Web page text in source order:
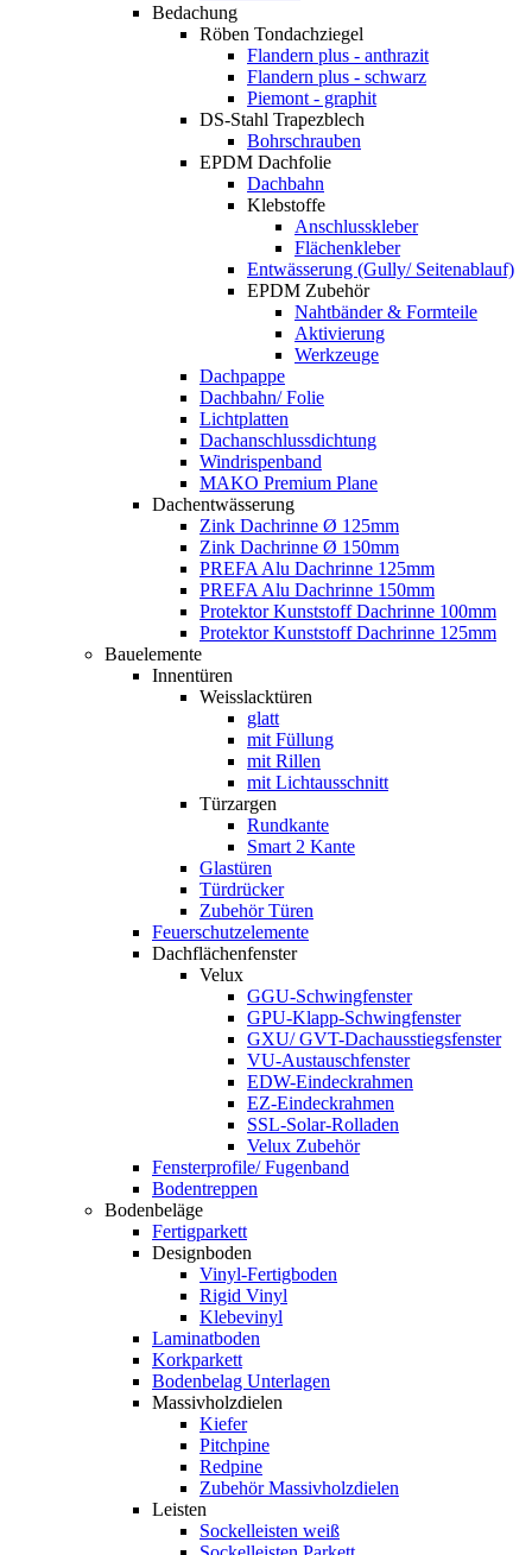
Bedachung
Röben Tondachziegel
Flandern plus - anthrazit
Flandern plus - schwarz
Piemont - graphit
DS-Stahl Trapezblech
Bohrschrauben
EPDM Dachfolie
Dachbahn
Klebstoffe
Anschlusskleber
Flächenkleber
Entwässerung (Gully/ Seitenablauf)
EPDM Zubehör
Nahtbänder & Formteile
Aktivierung
Werkzeuge
Dachpappe
Dachbahn/ Folie
Lichtplatten
Dachanschlussdichtung
Windrispenband
MAKO Premium Plane
Dachentwässerung
Zink Dachrinne Ø 125mm
Zink Dachrinne Ø 150mm
PREFA Alu Dachrinne 125mm
PREFA Alu Dachrinne 150mm
Protektor Kunststoff Dachrinne 100mm
Protektor Kunststoff Dachrinne 125mm
Bauelemente
Innentüren
Weisslacktüren
glatt
mit Füllung
mit Rillen
mit Lichtausschnitt
Türzargen
Rundkante
Smart 2 Kante
Glastüren
Türdrücker
Zubehör Türen
Feuerschutzelemente
Dachflächenfenster
Velux
GGU-Schwingfenster
GPU-Klapp-Schwingfenster
GXU/ GVT-Dachausstiegsfenster
VU-Austauschfenster
EDW-Eindeckrahmen
EZ-Eindeckrahmen
SSL-Solar-Rolladen
Velux Zubehör
Fensterprofile/ Fugenband
Bodentreppen
Bodenbeläge
Fertigparkett
Designboden
Vinyl-Fertigboden
Rigid Vinyl
Klebevinyl
Laminatboden
Korkparkett
Bodenbelag Unterlagen
Massivholzdielen
Kiefer
Pitchpine
Redpine
Zubehör Massivholzdielen
Leisten
Sockelleisten weiß